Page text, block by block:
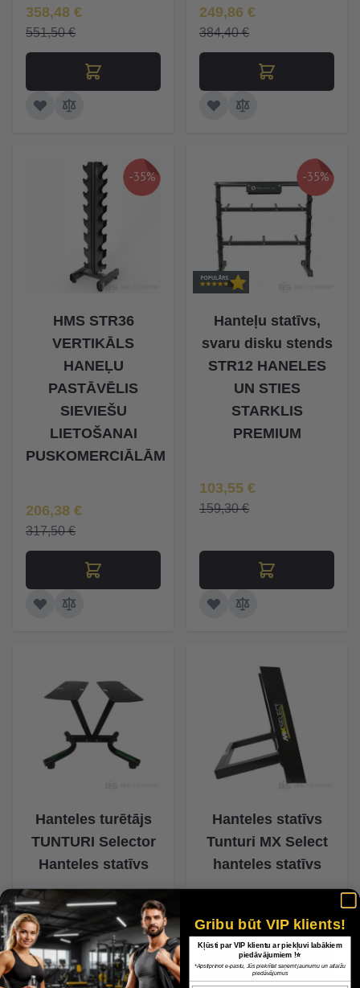
Īpaša Cena
358,48 €
551,50 €
Īpaša Cena
249,86 €
384,40 €
-35%
HMS STR36
VERTIKĀLS
HANEĻU
PASTĀVĒLIS
SIEVIEŠU
LIETOŠANAI
PUSKOMERCIĀLĀM
Īpaša Cena
206,38 €
317,50 €
-35%
Hanteļu statīvs,
svaru disku stends
STR12 HANELES
UN STIES
STARKLIS
PREMIUM
Īpaša Cena
103,55 €
159,30 €
Hanteles turētājs
TUNTURI Selector
Hanteles statīvs
99,50 €
Hanteles statīvs
Tunturi MX Select
hanteles statīvs
206,00 €
Gribu būt VIP klients!
Kļūsti par VIP klientu ar piekļuvi labākiem
piedāvājumiem !⭐
*Apstiprinot e-pastu, Jūs piekrītat saņemt jaunumu un atlaižu
piedāvājumus